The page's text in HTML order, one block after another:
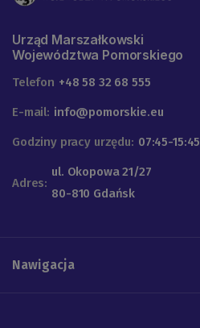
Urząd Marszałkowski
Województwa Pomorskiego
Telefon +48 58 32 68 555
E-mail: info@pomorskie.eu
Godziny pracy urzędu: 07:45-15:45
Adres:
ul. Okopowa 21/27
80-810 Gdańsk
Nawigacja